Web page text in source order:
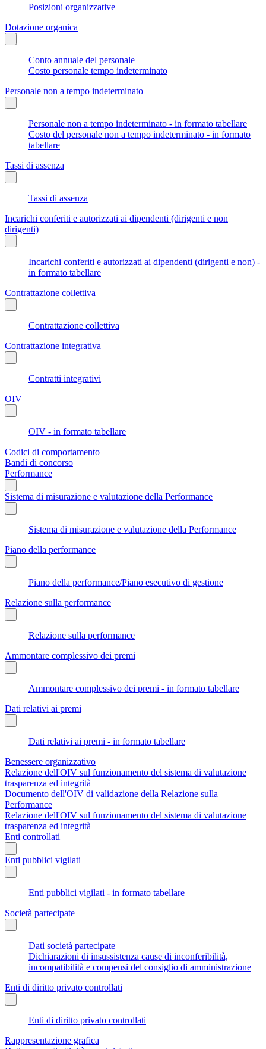
Posizioni organizzative
Dotazione organica
Conto annuale del personale
Costo personale tempo indeterminato
Personale non a tempo indeterminato
Personale non a tempo indeterminato - in formato tabellare
Costo del personale non a tempo indeterminato - in formato
tabellare
Tassi di assenza
Tassi di assenza
Incarichi conferiti e autorizzati ai dipendenti (dirigenti e non
dirigenti)
Incarichi conferiti e autorizzati ai dipendenti (dirigenti e non) -
in formato tabellare
Contrattazione collettiva
Contrattazione collettiva
Contrattazione integrativa
Contratti integrativi
OIV
OIV - in formato tabellare
Codici di comportamento
Bandi di concorso
Performance
Sistema di misurazione e valutazione della Performance
Sistema di misurazione e valutazione della Performance
Piano della performance
Piano della performance/Piano esecutivo di gestione
Relazione sulla performance
Relazione sulla performance
Ammontare complessivo dei premi
Ammontare complessivo dei premi - in formato tabellare
Dati relativi ai premi
Dati relativi ai premi - in formato tabellare
Benessere organizzativo
Relazione dell'OIV sul funzionamento del sistema di valutazione
trasparenza ed integrità
Documento dell'OIV di validazione della Relazione sulla
Performance
Relazione dell'OIV sul funzionamento del sistema di valutazione
trasparenza ed integrità
Enti controllati
Enti pubblici vigilati
Enti pubblici vigilati - in formato tabellare
Società partecipate
Dati società partecipate
Dichiarazioni di insussistenza cause di inconferibilità,
incompatibilità e compensi del consiglio di amministrazione
Enti di diritto privato controllati
Enti di diritto privato controllati
Rappresentazione grafica